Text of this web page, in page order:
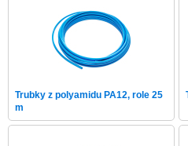
Trubky z polyamidu PA12, role 25
m